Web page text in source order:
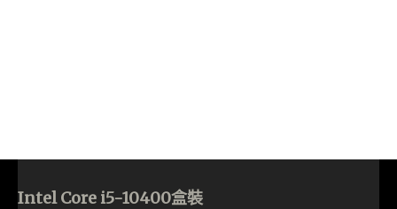
Intel Core i5-10400盒裝